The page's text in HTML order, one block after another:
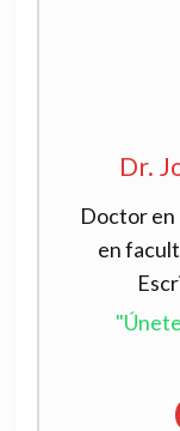
Dr.
Doctor en
en